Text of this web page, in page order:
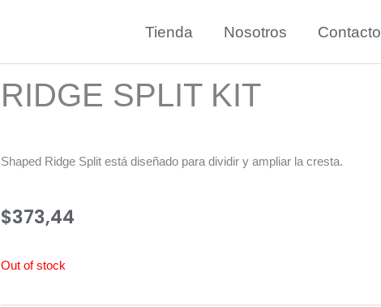
Tienda Nosotros Contacto
RIDGE SPLIT KIT
Shaped Ridge Split está diseñado para dividir y ampliar la cresta.
$373,44
Out of stock